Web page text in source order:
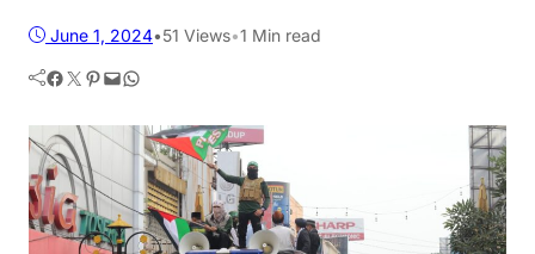
June 1, 2024•51 Views•1 Min read
Facebook Twitter Pinterest Mail WhatsApp